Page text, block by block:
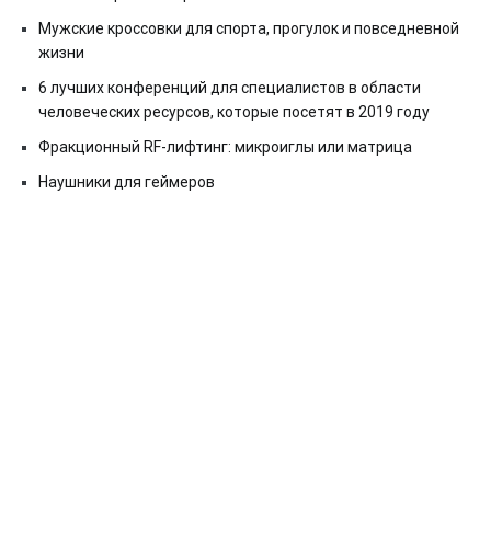
Мужские кроссовки для спорта, прогулок и повседневной
жизни
6 лучших конференций для специалистов в области
человеческих ресурсов, которые посетят в 2019 году
Фракционный RF-лифтинг: микроиглы или матрица
Наушники для геймеров